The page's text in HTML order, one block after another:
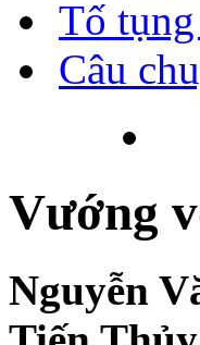
Tố
Câu
Vướng
Nguyễn